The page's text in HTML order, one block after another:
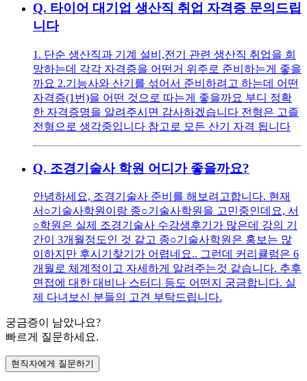
Q. 타이어 대기업 생산직 취업 자격증 문의드립
니다
1. 단순 생산직과 기계 설비,전기 관련 생산직 취업을 희
망하는데 각각 자격증을 어떤거 위주로 준비하는게 좋을
까요 2.기능사와 산기를 섞어서 준비하려고 하는데 어떤
자격증(1번)을 어떤 것으로 따는게 좋을까요 부디 정확
한 자격증명을 알려주시면 감사하겠습니다 전형은 고졸
전형으로 생각중입니다 참고로 모든 산기 자격 됩니다
Q. 조경기술사 학원 어디가 좋을까요?
안녕하세요, 조경기술사 준비를 해보려고합니다. 현재
서○기술사학원이랑 종○기술사학원을 고민중인데요, 서
○학원은 실제 조경기술사 수강생후기가 많은데 강의 기
간이 3개월정도인 것 같고 종○기술사학원은 홍보는 많
이하지만 후시기찾기가 어렵네요.. 그런데 커리큘럼은 6
개월로 체계적이고 자세하게 알려주는것 같습니다. 추후
면접에 대한 대비나 스터디 등도 어떤지 궁금합니다. 실
제 다녀보신 분들의 고견 부탁드립니다.
궁금증이 남았나요?
빠르게 질문하세요.
현직자에게 질문하기